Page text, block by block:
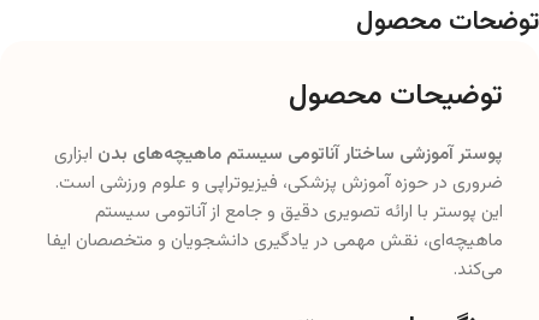
توضحات محصول
توضیحات محصول
پوستر آموزشی ساختار آناتومی سیستم ماهیچه‌های بدن ابزاری
ضروری در حوزه آموزش پزشکی، فیزیوتراپی و علوم ورزشی است.
این پوستر با ارائه تصویری دقیق و جامع از آناتومی سیستم
ماهیچه‌ای، نقش مهمی در یادگیری دانشجویان و متخصصان ایفا
می‌کند.